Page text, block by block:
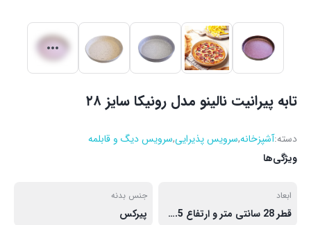
تابه پیرانیت نالینو مدل رونیکا سایز ۲۸
دسته:آشپزخانه,سرویس پذیرایی,سرویس دیگ و قابلمه
ویژگی‌ها
ابعاد
قطر 28 سانتی متر و ارتفاع 3.5 سانتی متر
جنس بدنه
پیرکس